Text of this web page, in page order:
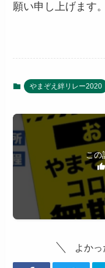
願い申し上げます。
やまぞえ絆リレー2020
この
よかっ